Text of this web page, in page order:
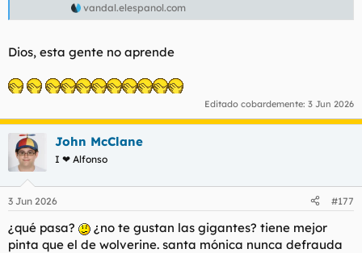
vandal.elespanol.com
Dios, esta gente no aprende
Editado cobardemente: 3 Jun 2026
John McClane
I ❤ Alfonso
3 Jun 2026 #177
¿qué pasa?
¿no te gustan las gigantes? tiene mejor
pinta que el de wolverine. santa mónica nunca defrauda